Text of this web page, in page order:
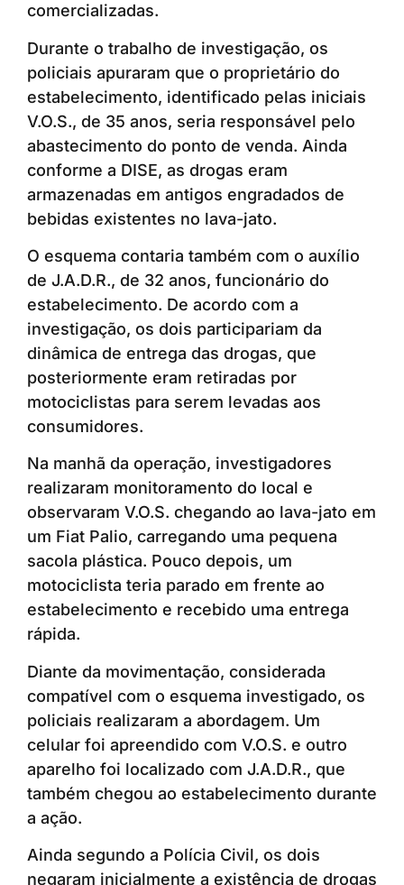
comercializadas.
Durante o trabalho de investigação, os
policiais apuraram que o proprietário do
estabelecimento, identificado pelas iniciais
V.O.S., de 35 anos, seria responsável pelo
abastecimento do ponto de venda. Ainda
conforme a DISE, as drogas eram
armazenadas em antigos engradados de
bebidas existentes no lava-jato.
O esquema contaria também com o auxílio
de J.A.D.R., de 32 anos, funcionário do
estabelecimento. De acordo com a
investigação, os dois participariam da
dinâmica de entrega das drogas, que
posteriormente eram retiradas por
motociclistas para serem levadas aos
consumidores.
Na manhã da operação, investigadores
realizaram monitoramento do local e
observaram V.O.S. chegando ao lava-jato em
um Fiat Palio, carregando uma pequena
sacola plástica. Pouco depois, um
motociclista teria parado em frente ao
estabelecimento e recebido uma entrega
rápida.
Diante da movimentação, considerada
compatível com o esquema investigado, os
policiais realizaram a abordagem. Um
celular foi apreendido com V.O.S. e outro
aparelho foi localizado com J.A.D.R., que
também chegou ao estabelecimento durante
a ação.
Ainda segundo a Polícia Civil, os dois
negaram inicialmente a existência de drogas